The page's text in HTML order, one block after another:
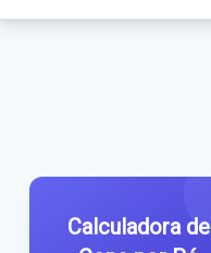
Calculadora de